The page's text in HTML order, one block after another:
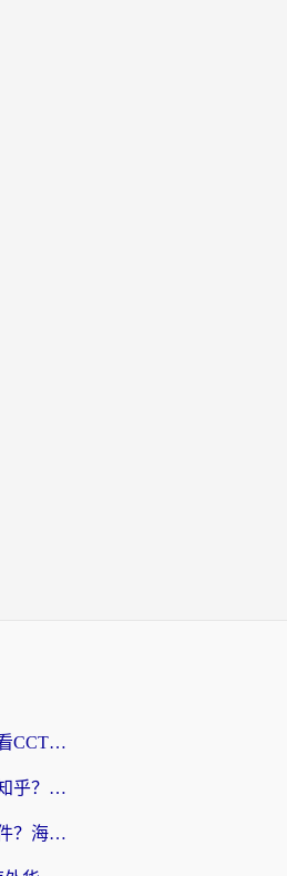
海外党亲测：在海外如何看CCTV？告别“仅限大陆播放”的实用指南
央视影音在海外可以看吗知乎？留学生亲测：3步解决地域限制+追剧自由
在国外怎么看咪咕视频软件？海外党亲测有效的回国加速方案